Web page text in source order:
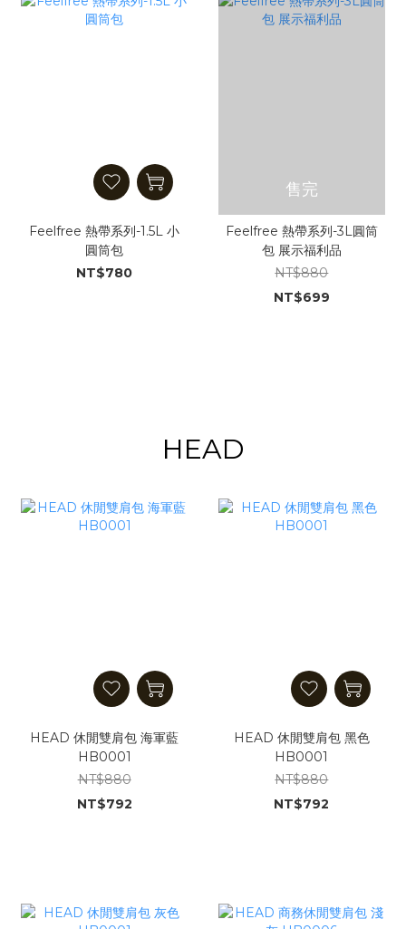
Feelfree 熱帶系列-1.5L 小
圓筒包
NT$780
售完
Feelfree 熱帶系列-3L圓筒
包 展示福利品
NT$880
NT$699
HEAD
HEAD 休閒雙肩包 海軍藍
HB0001
NT$880
NT$792
HEAD 休閒雙肩包 黑色
HB0001
NT$880
NT$792